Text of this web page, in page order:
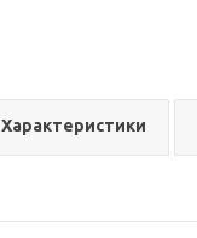
Характеристики